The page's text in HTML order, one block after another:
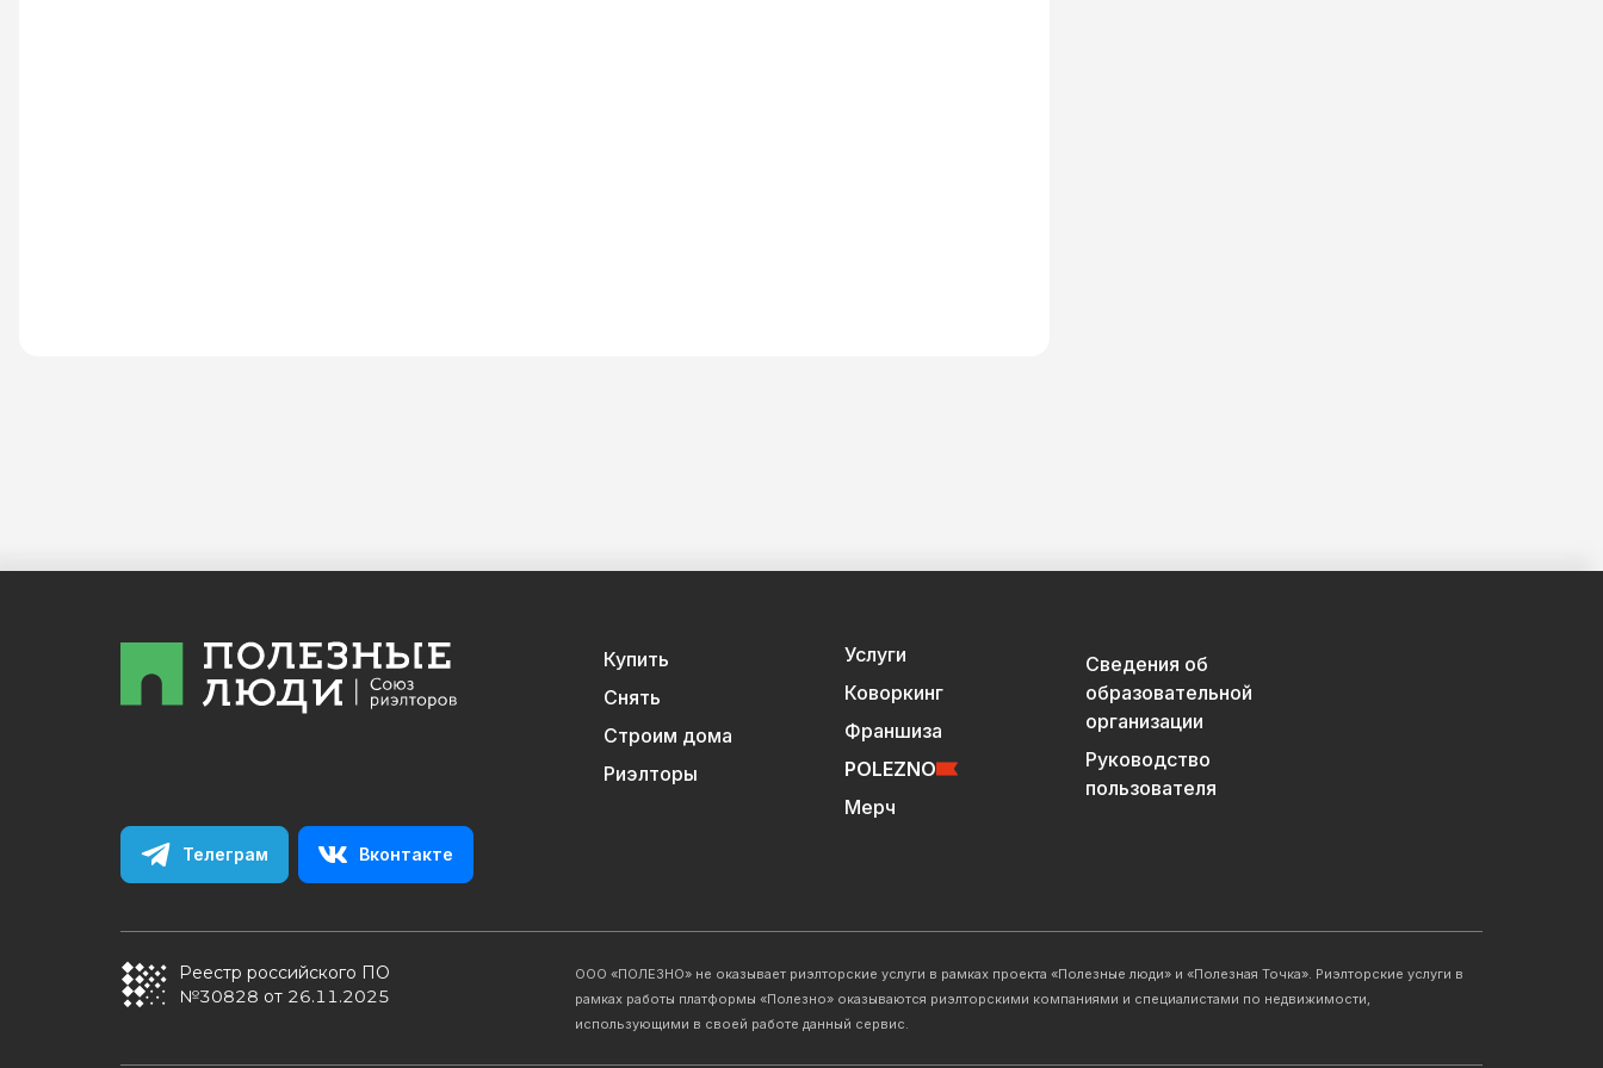
Купить
Снять
Строим дома
Риэлторы
Услуги
Коворкинг
Франшиза
POLEZNO
Мерч
Сведения об
образовательной
организации
Руководство
пользователя
Телеграм Вконтакте
Реестр российского ПО
№30828 от 26.11.2025
ООО «ПОЛЕЗНО» не оказывает риэлторские услуги в рамках проекта «Полезные люди» и «Полезная Точка». Риэлторские услуги в
рамках работы платформы «Полезно» оказываются риэлторскими компаниями и специалистами по недвижимости,
использующими в своей работе данный сервис.